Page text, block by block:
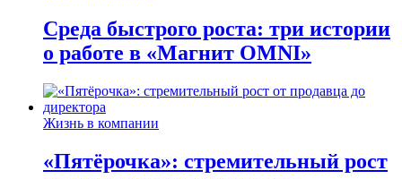
Среда быстрого роста: три истории
о работе в «Магнит OMNI»
Жизнь в компании
«Пятёрочка»: стремительный рост